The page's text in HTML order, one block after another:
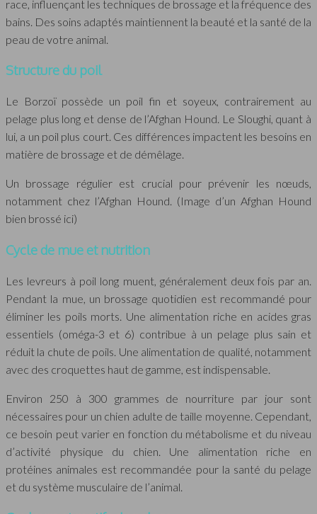
race, influençant les techniques de brossage et la fréquence des
bains. Des soins adaptés maintiennent la beauté et la santé de la
peau de votre animal.
Structure du poil
Le Borzoï possède un poil fin et soyeux, contrairement au
pelage plus long et dense de l’Afghan Hound. Le Sloughi, quant à
lui, a un poil plus court. Ces différences impactent les besoins en
matière de brossage et de démêlage.
Un brossage régulier est crucial pour prévenir les nœuds,
notamment chez l’Afghan Hound. (Image d’un Afghan Hound
bien brossé ici)
Cycle de mue et nutrition
Les levreurs à poil long muent, généralement deux fois par an.
Pendant la mue, un brossage quotidien est recommandé pour
éliminer les poils morts. Une alimentation riche en acides gras
essentiels (oméga-3 et 6) contribue à un pelage plus sain et
réduit la chute de poils. Une alimentation de qualité, notamment
avec des croquettes haut de gamme, est indispensable.
Environ 250 à 300 grammes de nourriture par jour sont
nécessaires pour un chien adulte de taille moyenne. Cependant,
ce besoin peut varier en fonction du métabolisme et du niveau
d’activité physique du chien. Une alimentation riche en
protéines animales est recommandée pour la santé du pelage
et du système musculaire de l’animal.